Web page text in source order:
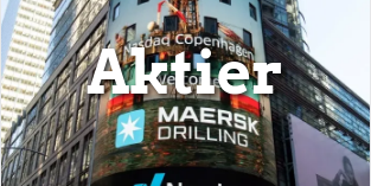
Aktier